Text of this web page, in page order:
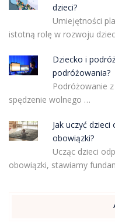
dzieci?
Umiejętności
istotną rolę w rozwoju
Dziecko i
podróżowania?
Podróżowanie
spędzenie wolnego …
Jak uczyć
obowiązki?
Ucząc dzieci
obowiązki, stawiamy